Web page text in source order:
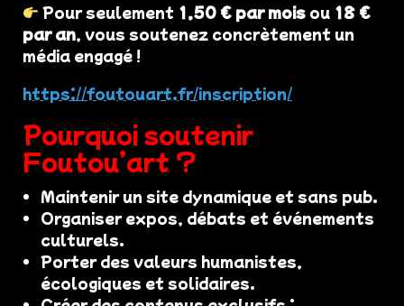
Pour seulement 1,50 € par mois ou 18 €
par an, vous soutenez concrètement un
média engagé !
https://foutouart.fr/inscription/
Pourquoi soutenir
Foutou’art ?
Maintenir un site dynamique et sans pub.
Organiser expos, débats et événements
culturels.
Porter des valeurs humanistes,
écologiques et solidaires.